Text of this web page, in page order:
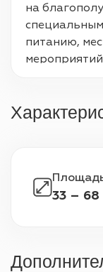
на
питанию,
и
дней в
доставку
33 – 68